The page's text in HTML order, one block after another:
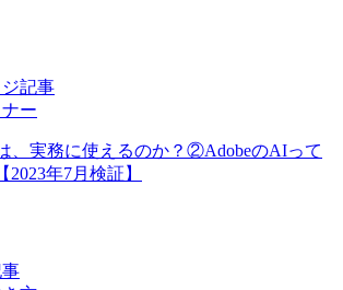
記事
ー
、実務に使えるのか？②AdobeのAIって
2023年7月検証】​